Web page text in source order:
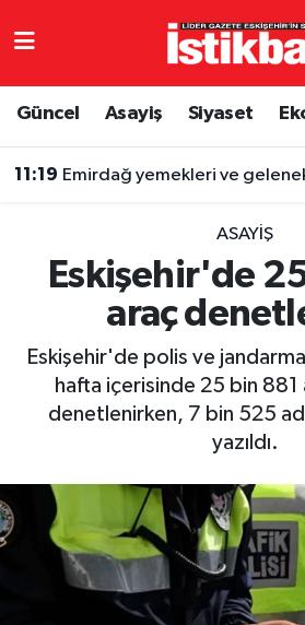
Güncel Asayiş Siyaset
11:19 Emirdağ yemekleri ve
ASAYIŞ
Eskişehir'de
araç
Eskişehir'de polis ve
hafta içerisinde 25 bin 881
denetlenirken, 7 bin 525
yazıldı.
Eskişehirspor
Eğitim
Ekonomi
Yaşam
Resmi ilanlar
Eskişehir Nöbetçi Eczaneler
TFF 3.Lig 4.Grup Puan
Tüm Manşetler
Son Dakika Haberleri